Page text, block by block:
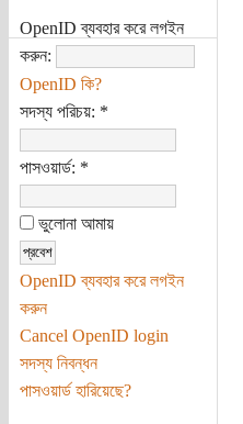
OpenID ব্যবহার করে লগইন
করুন:
OpenID কি?
সদস্য পরিচয়: *
পাসওয়ার্ড: *
ভুলোনা আমায়
OpenID ব্যবহার করে লগইন
করুন
Cancel OpenID login
সদস্য নিবন্ধন
পাসওয়ার্ড হারিয়েছে?